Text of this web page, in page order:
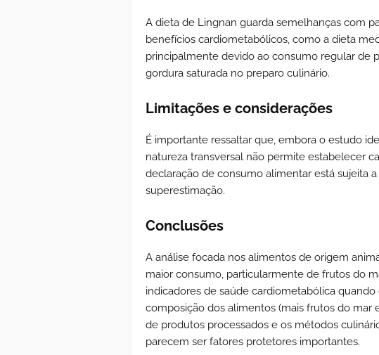
A dieta de Lingnan guarda semelhanças com
benefícios cardiometabólicos, como a dieta
principalmente devido ao consumo regular de
gordura saturada no preparo culinário.
Limitações e considerações
É importante ressaltar que, embora o estudo
natureza transversal não permite estabelecer
declaração de consumo alimentar está sujeita
superestimação.
Conclusões
A análise focada nos alimentos de origem
maior consumo, particularmente de frutos do
indicadores de saúde cardiometabólica
composição dos alimentos (mais frutos do mar
de produtos processados e os métodos
parecem ser fatores protetores importantes.